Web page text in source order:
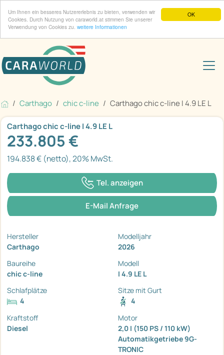
OK
Um Ihnen ein besseres Nutzererlebnis zu bieten, verwenden wir
Cookies. Durch Nutzung von caraworld.at stimmen Sie unserer
Verwendung von Cookies zu. weitere Informationen
Carthago chic c-line Carthago chic c-line I 4.9 LE L
Carthago chic c-line I 4.9 LE L
233.805 €
194.838 € (netto), 20% MwSt.
Tel. anzeigen
E-Mail Anfrage
Hersteller
Carthago
Modelljahr
2026
Baureihe
chic c-line
Modell
I 4.9 LE L
Schlafplätze
4
Sitze mit Gurt
4
Kraftstoff
Diesel
Motor
2,0 I (150 PS / 110 kW)
Automatikgetriebe 9G-
TRONIC